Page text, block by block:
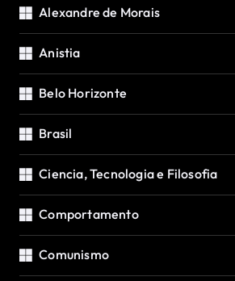
Alexandre de Morais
Anistia
Belo Horizonte
Brasil
Ciencia, Tecnologia e Filosofia
Comportamento
Comunismo